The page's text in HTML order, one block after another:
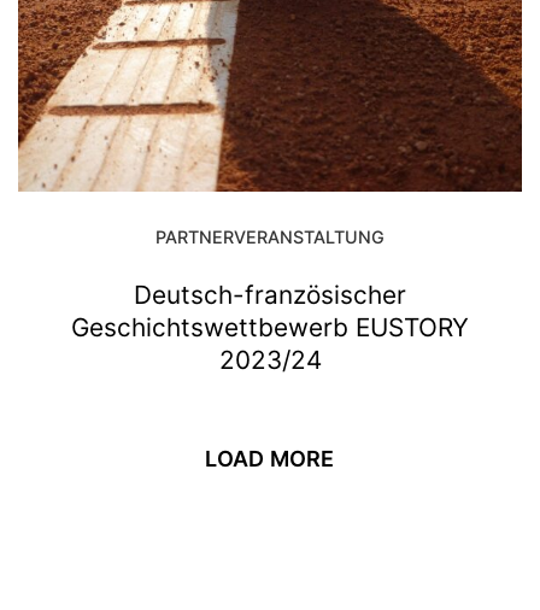
PARTNERVERANSTALTUNG
Deutsch-französischer
Geschichtswettbewerb EUSTORY
2023/24
LOAD MORE